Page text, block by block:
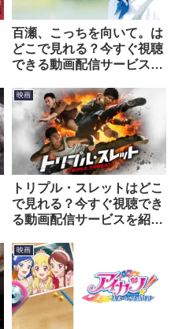
百瀬、こっちを向いて。は
どこで見れる？今すぐ視聴
できる動画配信サービスを
映画
トリプル・スレットはどこ
で見れる？今すぐ視聴でき
る動画配信サービスを紹
映画